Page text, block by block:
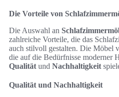
Die Vorteile von
Die Auswahl an
zahlreiche Vorteile, die das
auch stilvoll gestalten. Die Möbel
die auf die Bedürfnisse moderner
Qualität und Nachhaltigkeit
Qualität und Nachhaltigkeit